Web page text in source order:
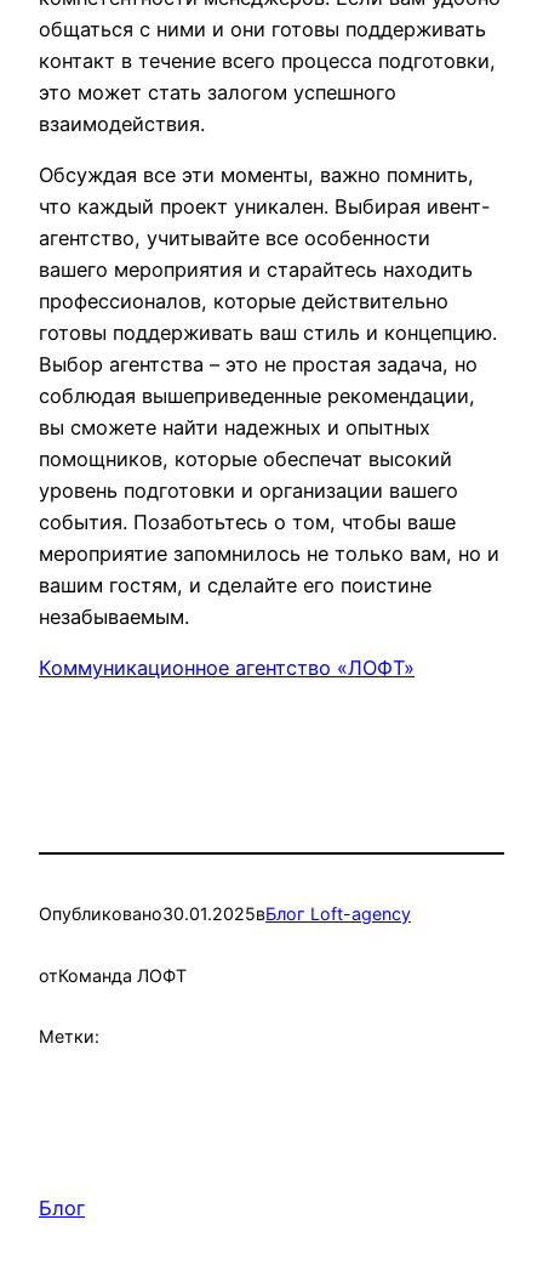
общаться с ними и они готовы поддерживать
контакт в течение всего процесса подготовки,
это может стать залогом успешного
взаимодействия.
Обсуждая все эти моменты, важно помнить,
что каждый проект уникален. Выбирая ивент-
агентство, учитывайте все особенности
вашего мероприятия и старайтесь находить
профессионалов, которые действительно
готовы поддерживать ваш стиль и концепцию.
Выбор агентства – это не простая задача, но
соблюдая вышеприведенные рекомендации,
вы сможете найти надежных и опытных
помощников, которые обеспечат высокий
уровень подготовки и организации вашего
события. Позаботьтесь о том, чтобы ваше
мероприятие запомнилось не только вам, но и
вашим гостям, и сделайте его поистине
незабываемым.
Коммуникационное агентство «ЛОФТ»
Опубликовано30.01.2025вБлог Loft-agency
отКоманда ЛОФТ
Метки:
Блог